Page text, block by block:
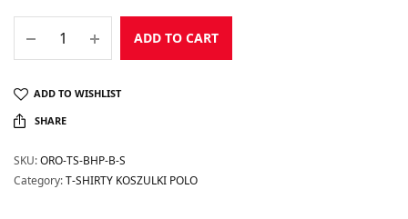
ADD TO CART
ADD TO WISHLIST
SHARE
SKU:ORO-TS-BHP-B-S
Category:T-SHIRTY KOSZULKI POLO